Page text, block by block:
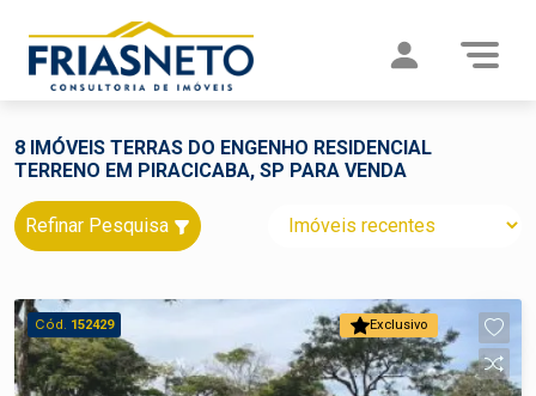
8 IMÓVEIS TERRAS DO ENGENHO RESIDENCIAL
TERRENO EM PIRACICABA, SP PARA VENDA
Refinar Pesquisa
Exclusivo
Cód. 152429